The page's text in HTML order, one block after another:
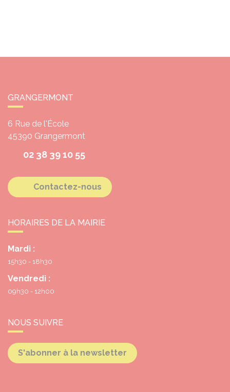
GRANGERMONT
6 Rue de l'École
45390 Grangermont
02 38 39 10 55
Contactez-nous
HORAIRES DE LA MAIRIE
Mardi :
15h30 - 18h30
Vendredi :
09h30 - 12h00
NOUS SUIVRE
S'abonner à la newsletter